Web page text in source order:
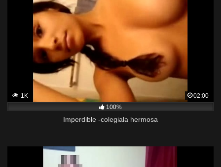
1K
02:00
100%
Imperdible -colegiala hermosa